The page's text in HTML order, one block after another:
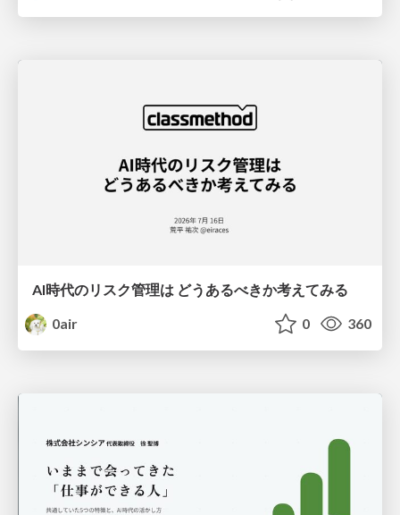
AI時代のリスク管理は どうあるべきか考えてみる
0air
0 360